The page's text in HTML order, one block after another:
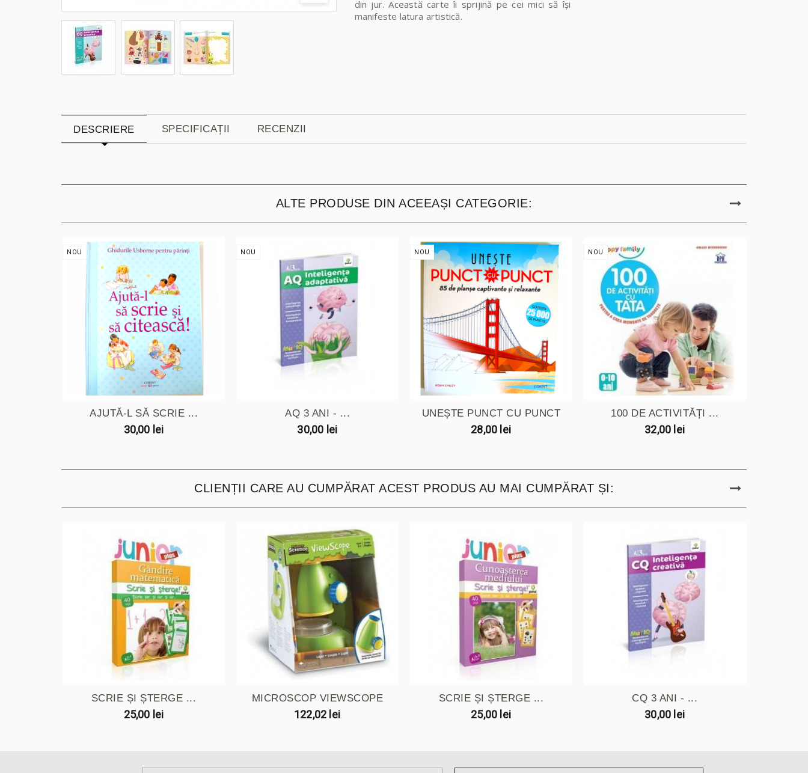
din jur. Această carte îi sprijină pe cei mici să își
manifeste latura artistică.
DESCRIERE SPECIFICAȚII RECENZII
ALTE PRODUSE DIN ACEEAȘI CATEGORIE:
NOU
AJUTĂ-L SĂ SCRIE ...
30,00 lei
NOU
AQ 3 ANI - ...
30,00 lei
NOU
UNEȘTE PUNCT CU PUNCT
28,00 lei
NOU
100 DE ACTIVITĂȚI ...
32,00 lei
CLIENȚII CARE AU CUMPĂRAT ACEST PRODUS AU MAI CUMPĂRAT ȘI:
SCRIE ȘI ȘTERGE ...
25,00 lei
MICROSCOP VIEWSCOPE
122,02 lei
SCRIE ȘI ȘTERGE ...
25,00 lei
CQ 3 ANI - ...
30,00 lei